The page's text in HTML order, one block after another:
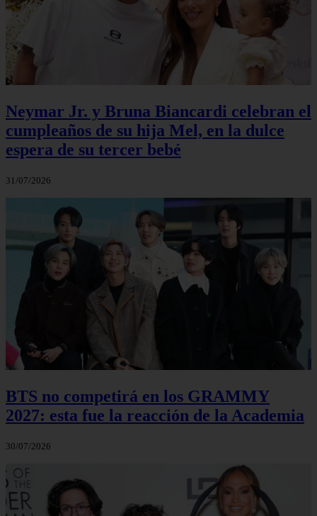
Neymar Jr. y Bruna Biancardi celebran el
cumpleaños de su hija Mel, en la dulce
espera de su tercer bebé
31/07/2026
BTS no competirá en los GRAMMY
2027: esta fue la reacción de la Academia
30/07/2026